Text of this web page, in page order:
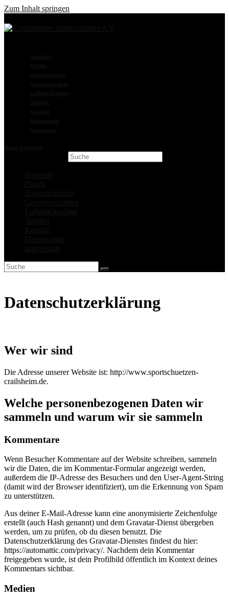
Zum Inhalt springen
Datenschutzerklärung
Wer wir sind
Die Adresse unserer Website ist: http://www.sportschuetzen-
crailsheim.de.
Welche personenbezogenen Daten wir
sammeln und warum wir sie sammeln
Kommentare
Wenn Besucher Kommentare auf der Website schreiben, sammeln
wir die Daten, die im Kommentar-Formular angezeigt werden,
außerdem die IP-Adresse des Besuchers und den User-Agent-String
(damit wird der Browser identifiziert), um die Erkennung von Spam
zu unterstützen.
Aus deiner E-Mail-Adresse kann eine anonymisierte Zeichenfolge
erstellt (auch Hash genannt) und dem Gravatar-Dienst übergeben
werden, um zu prüfen, ob du diesen benutzt. Die
Datenschutzerklärung des Gravatar-Dienstes findest du hier:
https://automattic.com/privacy/. Nachdem dein Kommentar
freigegeben wurde, ist dein Profilbild öffentlich im Kontext deines
Kommentars sichtbar.
Medien